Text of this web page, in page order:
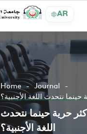
AR
Home
Journal
حينما نتحدث اللغة الأجنبية؟
حرية حينما نتحدث
اللغة الأجنبية؟